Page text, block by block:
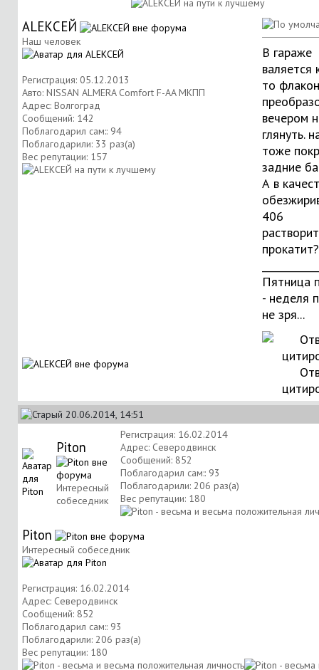
АLЕКСЕЙ
Наш человек
Регистрация: 05.12.2013
Авто: NISSAN ALMERA Comfort F-AA МКПП
Адрес: Волгоград
Сообщений: 142
Поблагодарил сам:: 94
Поблагодарили: 33 раз(а)
Вес репутации: 157
В гараже
валяется
то флакон
вечером
глянуть.
тоже
задние
А в
406
прокатит?
Пятница
- неделя
не зря...
20.06.2014, 14:51
Piton
Интересный
собеседник
Регистрация: 16.02.2014
Адрес: Северодвинск
Сообщений: 852
Поблагодарил сам:: 93
Поблагодарили: 206 раз(а)
Вес репутации: 180
Piton
Интересный собеседник
Регистрация: 16.02.2014
Адрес: Северодвинск
Сообщений: 852
Поблагодарил сам:: 93
Поблагодарили: 206 раз(а)
Вес репутации: 180